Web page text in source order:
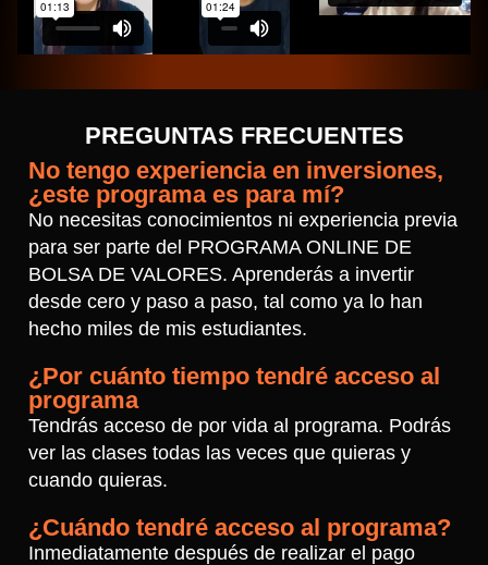
PREGUNTAS FRECUENTES
No tengo experiencia en inversiones,
¿este programa es para mí?
No necesitas conocimientos ni experiencia previa
para ser parte del PROGRAMA ONLINE DE
BOLSA DE VALORES. Aprenderás a invertir
desde cero y paso a paso, tal como ya lo han
hecho miles de mis estudiantes.
¿Por cuánto tiempo tendré acceso al
programa
Tendrás acceso de por vida al programa. Podrás
ver las clases todas las veces que quieras y
cuando quieras.
¿Cuándo tendré acceso al programa?
Inmediatamente después de realizar el pago